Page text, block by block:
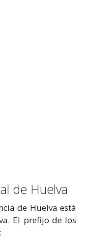
de Huelva
de Huelva está
El prefijo de los